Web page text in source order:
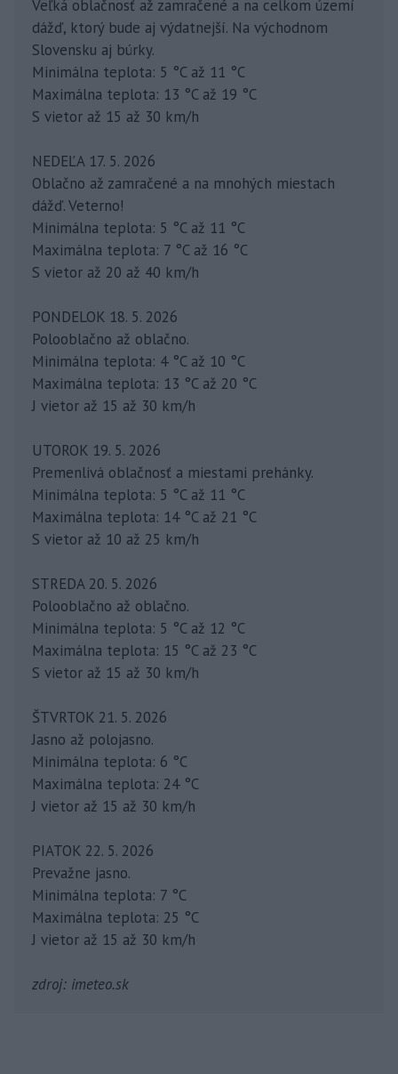
Veľká oblačnosť až zamračené a na celkom území
dážď, ktorý bude aj výdatnejší. Na východnom
Slovensku aj búrky.
Minimálna teplota: 5 °C až 11 °C
Maximálna teplota: 13 °C až 19 °C
S vietor až 15 až 30 km/h
NEDEĽA 17. 5. 2026
Oblačno až zamračené a na mnohých miestach
dážď. Veterno!
Minimálna teplota: 5 °C až 11 °C
Maximálna teplota: 7 °C až 16 °C
S vietor až 20 až 40 km/h
PONDELOK 18. 5. 2026
Polooblačno až oblačno.
Minimálna teplota: 4 °C až 10 °C
Maximálna teplota: 13 °C až 20 °C
J vietor až 15 až 30 km/h
UTOROK 19. 5. 2026
Premenlivá oblačnosť a miestami prehánky.
Minimálna teplota: 5 °C až 11 °C
Maximálna teplota: 14 °C až 21 °C
S vietor až 10 až 25 km/h
STREDA 20. 5. 2026
Polooblačno až oblačno.
Minimálna teplota: 5 °C až 12 °C
Maximálna teplota: 15 °C až 23 °C
S vietor až 15 až 30 km/h
ŠTVRTOK 21. 5. 2026
Jasno až polojasno.
Minimálna teplota: 6 °C
Maximálna teplota: 24 °C
J vietor až 15 až 30 km/h
PIATOK 22. 5. 2026
Prevažne jasno.
Minimálna teplota: 7 °C
Maximálna teplota: 25 °C
J vietor až 15 až 30 km/h
zdroj: imeteo.sk